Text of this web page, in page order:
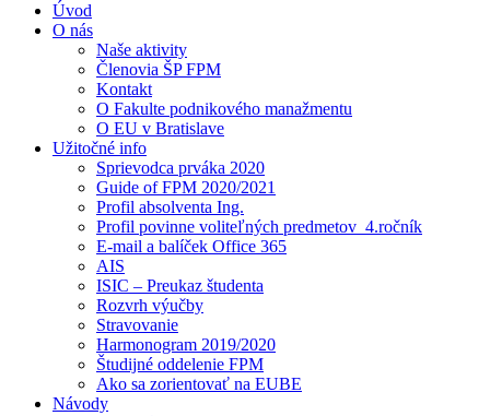
Úvod
O nás
Naše aktivity
Členovia ŠP FPM
Kontakt
O Fakulte podnikového manažmentu
O EU v Bratislave
Užitočné info
Sprievodca prváka 2020
Guide of FPM 2020/2021
Profil absolventa Ing.
Profil povinne voliteľných predmetov_4.ročník
E-mail a balíček Office 365
AIS
ISIC – Preukaz študenta
Rozvrh výučby
Stravovanie
Harmonogram 2019/2020
Študijné oddelenie FPM
Ako sa zorientovať na EUBE
Návody